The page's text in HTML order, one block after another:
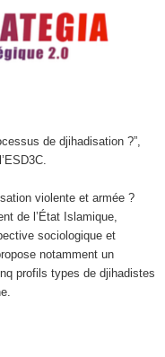
de djihadisation ?”,
violente et armée ?
de l’État Islamique,
sociologique et
notamment un
profils types de djihadistes